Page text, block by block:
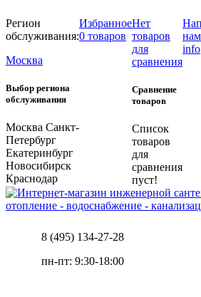
Регион
обслуживания:
Москва
Выбор региона
обслуживания
Москва Санкт-
Петербург
Екатеринбург
Новосибирск
Краснодар
Избранное
0 товаров
Нет
товаров
для
сравнения
Сравнение
товаров
Список
товаров
для
сравнения
пуст!
отопление - водоснабжение -
8 (495) 134-27-28
пн-пт: 9:30-18:00